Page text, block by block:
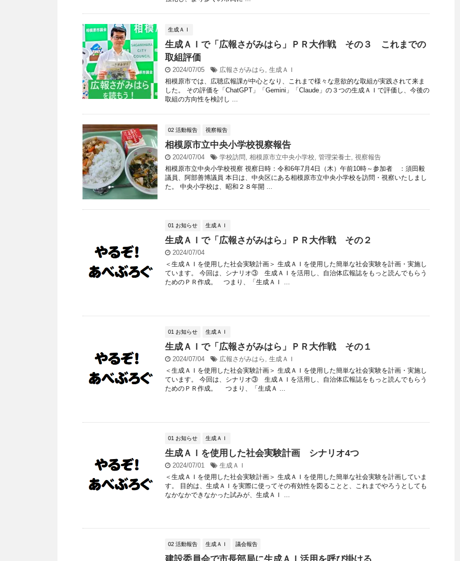
生成ＡＩ
生成ＡＩで「広報さがみはら」ＰＲ大作戦 その３ これまでの
取組評価
2024/07/05 広報さがみはら , 生成ＡＩ
相模原市では、広聴広報課が中心となり、これまで様々な意欲的な取組が実践されて来ま
した。 その評価を「ChatGPT」「Gemini」「Claude」の３つの生成ＡＩで評価し、今後の
取組の方向性を検討し ...
02 活動報告 視察報告
相模原市立中央小学校視察報告
2024/07/04 学校訪問 , 相模原市立中央小学校, 管理栄養士, 視察報告
相模原市立中央小学校視察 視察日時：令和6年7月4日（木）午前10時～参加者 ：須田毅
議員、阿部善博議員 本日は、中央区にある相模原市立中央小学校を訪問・視察いたしまし
た。 中央小学校は、昭和２８年開 ...
01 お知らせ 生成ＡＩ
生成ＡＩで「広報さがみはら」ＰＲ大作戦 その２
2024/07/04
＜生成ＡＩを使用した社会実験計画＞ 生成ＡＩを使用した簡単な社会実験を計画・実施し
ています。 今回は、シナリオ③ 生成ＡＩを活用し、自治体広報誌をもっと読んでもらう
ためのＰＲ作成。 つまり、「生成ＡＩ ...
01 お知らせ 生成ＡＩ
生成ＡＩで「広報さがみはら」ＰＲ大作戦 その１
2024/07/04 広報さがみはら
生成ＡＩ
＜生成ＡＩを使用した社会実験計画＞ 生成ＡＩを使用した簡単な社会実験を計画・実施し
ています。 今回は、シナリオ③ 生成ＡＩを活用し、自治体広報誌をもっと読んでもらう
ためのＰＲ作成。 つまり、「生成Ａ ...
01 お知らせ 生成ＡＩ
生成ＡＩを使用した社会実験計画 シナリオ4つ
2024/07/01
生成ＡＩ
＜生成ＡＩを使用した社会実験計画＞ 生成ＡＩを使用した簡単な社会実験を計画していま
す。 目的は、生成ＡＩを実際に使ってその有効性を図ることと、これまでやろうとしても
なかなかできなかった試みが、生成ＡＩ ...
02 活動報告 生成ＡＩ 議会報告